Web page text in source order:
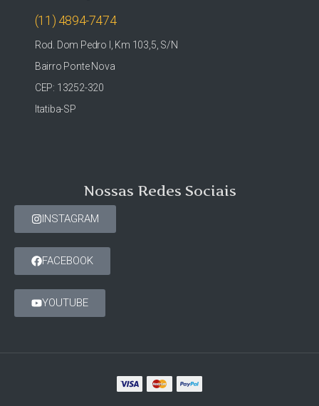
(11) 4894-7474
Rod. Dom Pedro I, Km 103,5, S/N
Bairro Ponte Nova
CEP: 13252-320
Itatiba-SP
Nossas Redes Sociais
INSTAGRAM
FACEBOOK
YOUTUBE